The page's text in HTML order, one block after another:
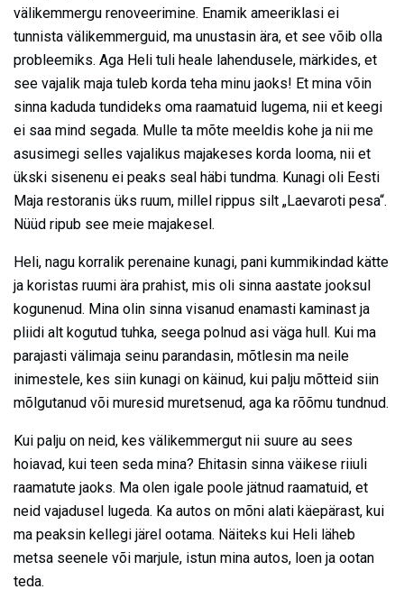
välikemmergu renoveerimine. Enamik ameeriklasi ei
tunnista välikemmerguid, ma unustasin ära, et see võib olla
probleemiks. Aga Heli tuli heale lahendusele, märkides, et
see vajalik maja tuleb korda teha minu jaoks! Et mina võin
sinna kaduda tundideks oma raamatuid lugema, nii et keegi
ei saa mind segada. Mulle ta mõte meeldis kohe ja nii me
asusimegi selles vajalikus majakeses korda looma, nii et
ükski sisenenu ei peaks seal häbi tundma. Kunagi oli Eesti
Maja restoranis üks ruum, millel rippus silt „Laevaroti pesa“.
Nüüd ripub see meie majakesel.
Heli, nagu korralik perenaine kunagi, pani kummikindad kätte
ja koristas ruumi ära prahist, mis oli sinna aastate jooksul
kogunenud. Mina olin sinna visanud enamasti kaminast ja
pliidi alt kogutud tuhka, seega polnud asi väga hull. Kui ma
parajasti välimaja seinu parandasin, mõtlesin ma neile
inimestele, kes siin kunagi on käinud, kui palju mõtteid siin
mõlgutanud või muresid muretsenud, aga ka rõõmu tundnud.
Kui palju on neid, kes välikemmergut nii suure au sees
hoiavad, kui teen seda mina? Ehitasin sinna väikese riiuli
raamatute jaoks. Ma olen igale poole jätnud raamatuid, et
neid vajadusel lugeda. Ka autos on mõni alati käepärast, kui
ma peaksin kellegi järel ootama. Näiteks kui Heli läheb
metsa seenele või marjule, istun mina autos, loen ja ootan
teda.